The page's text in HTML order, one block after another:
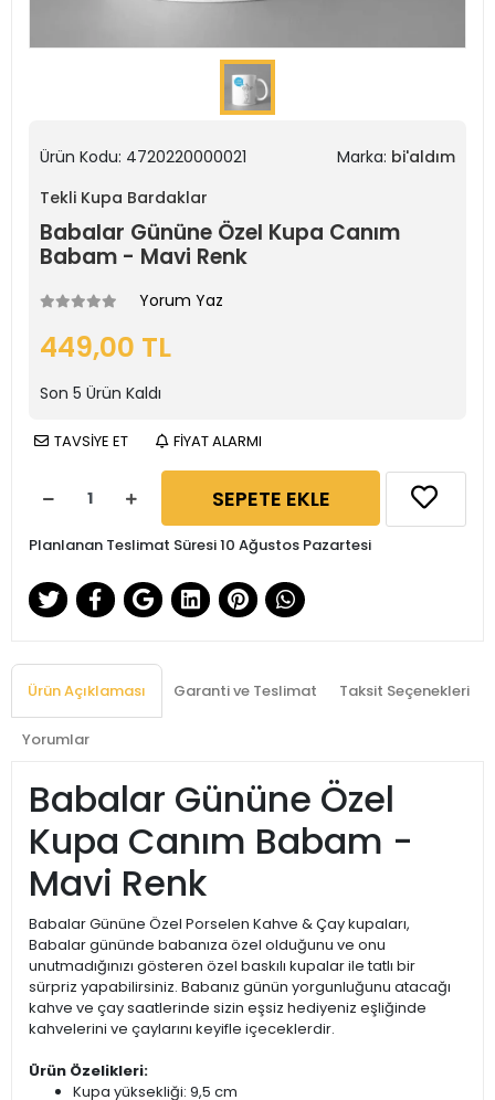
Ürün Kodu: 4720220000021 Marka: bi'aldım
Tekli Kupa Bardaklar
Babalar Gününe Özel Kupa Canım
Babam - Mavi Renk
Yorum Yaz
449,00 TL
Son 5 Ürün Kaldı
TAVSİYE ET FİYAT ALARMI
SEPETE EKLE
Planlanan Teslimat Süresi 10 Ağustos Pazartesi
Ürün Açıklaması Garanti ve Teslimat Taksit Seçenekleri
Yorumlar
Babalar Gününe Özel
Kupa Canım Babam -
Mavi Renk
Babalar Gününe Özel Porselen Kahve & Çay kupaları,
Babalar gününde babanıza özel olduğunu ve onu
unutmadığınızı gösteren özel baskılı kupalar ile tatlı bir
sürpriz yapabilirsiniz. Babanız günün yorgunluğunu atacağı
kahve ve çay saatlerinde sizin eşsiz hediyeniz eşliğinde
kahvelerini ve çaylarını keyifle içeceklerdir.
Ürün Özelikleri:
Kupa yüksekliği: 9,5 cm